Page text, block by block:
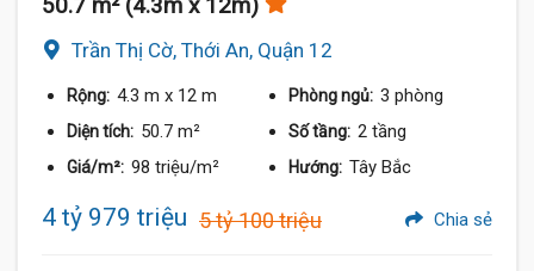
Trần Thị Cờ, Thới An, Quận 12
Rộng: 4.3 m x 12 m Phòng ngủ: 3 phòng
Diện tích: 50.7 m² Số tầng: 2 tầng
Giá/m²: 98 triệu/m² Hướng: Tây Bắc
4 tỷ 979 triệu 5 tỷ 100 triệu Chia sẻ